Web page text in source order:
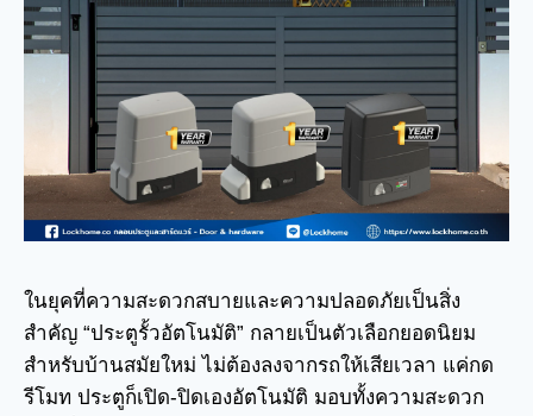
ในยุคที่ความสะดวกสบายและความปลอดภัยเป็นสิ่ง
สำคัญ “ประตูรั้วอัตโนมัติ” กลายเป็นตัวเลือกยอดนิยม
สำหรับบ้านสมัยใหม่ ไม่ต้องลงจากรถให้เสียเวลา แค่กด
รีโมท ประตูก็เปิด-ปิดเองอัตโนมัติ มอบทั้งความสะดวก